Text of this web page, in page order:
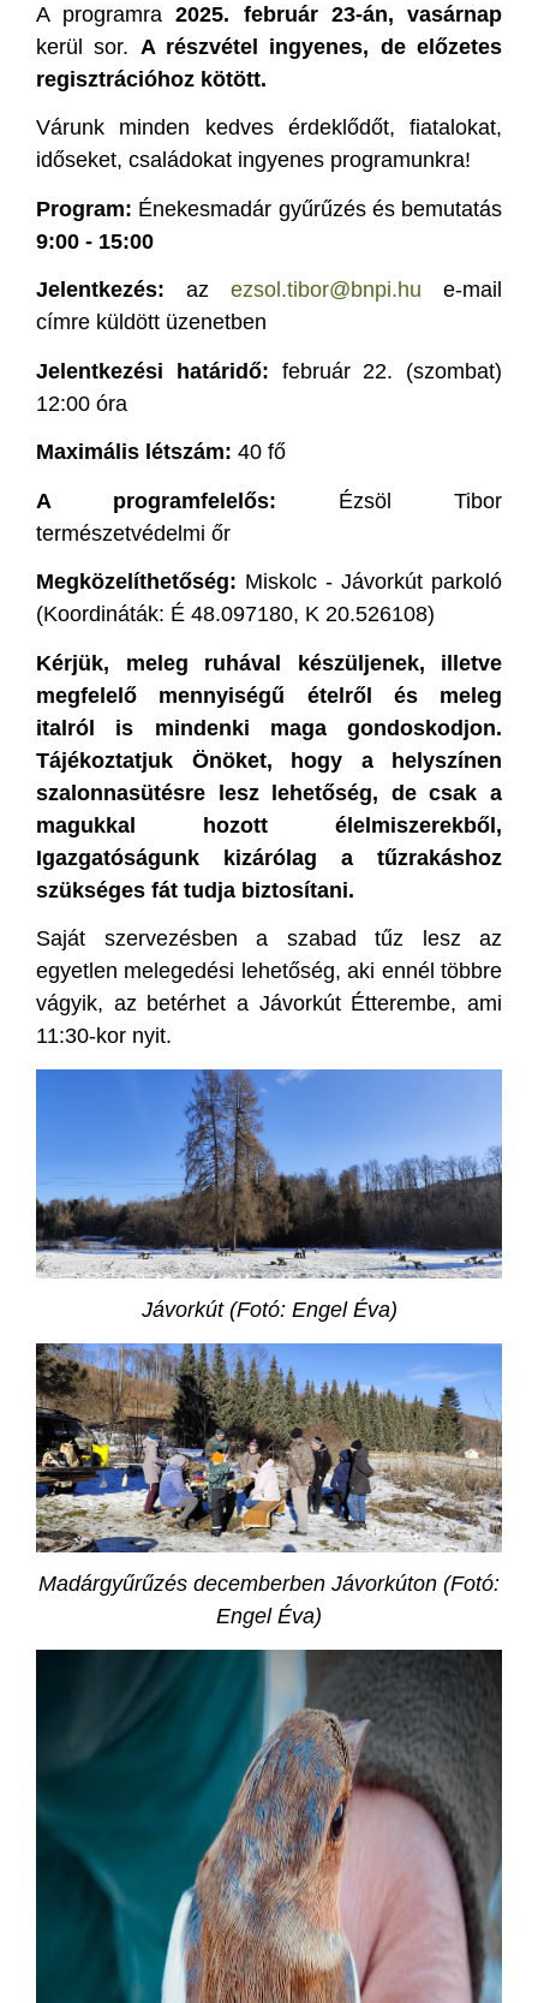
A programra2025. február 23-án, vasárnap
kerül sor. A részvétel ingyenes, de előzetes
regisztrációhoz kötött.
Várunk minden kedves érdeklődőt, fiatalokat,
időseket, családokat ingyenes programunkra!
Program: Énekesmadár gyűrűzés és bemutatás
9:00 - 15:00
Jelentkezés: az ezsol.tibor@bnpi.hu e-mail
címre küldött üzenetben
Jelentkezési határidő: február 22. (szombat)
12:00 óra
Maximális létszám: 40 fő
A programfelelős: Ézsöl Tibor
természetvédelmi őr
Megközelíthetőség: Miskolc - Jávorkút parkoló
(Koordináták: É 48.097180, K 20.526108)
Kérjük, meleg ruhával készüljenek, illetve
megfelelő mennyiségű ételről és meleg
italról is mindenki maga gondoskodjon.
Tájékoztatjuk Önöket, hogy a helyszínen
szalonnasütésre lesz lehetőség, de csak a
magukkal hozott élelmiszerekből,
Igazgatóságunk kizárólag a tűzrakáshoz
szükséges fát tudja biztosítani.
Saját szervezésben a szabad tűz lesz az
egyetlen melegedési lehetőség, aki ennél többre
vágyik, az betérhet a Jávorkút Étterembe, ami
11:30-kor nyit.
Jávorkút (Fotó: Engel Éva)
Madárgyűrűzés decemberben Jávorkúton (Fotó:
Engel Éva)